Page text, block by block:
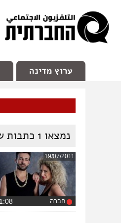
ערוץ מדינה
נמצאו 1 כתבות
19/07/2011
חברה